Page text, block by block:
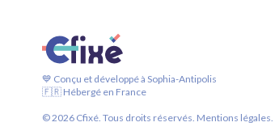
💙 Conçu et développé à Sophia-Antipolis
🇫🇷 Hébergé en France
©2026 Cfixé. Tous droits réservés. Mentions légales.